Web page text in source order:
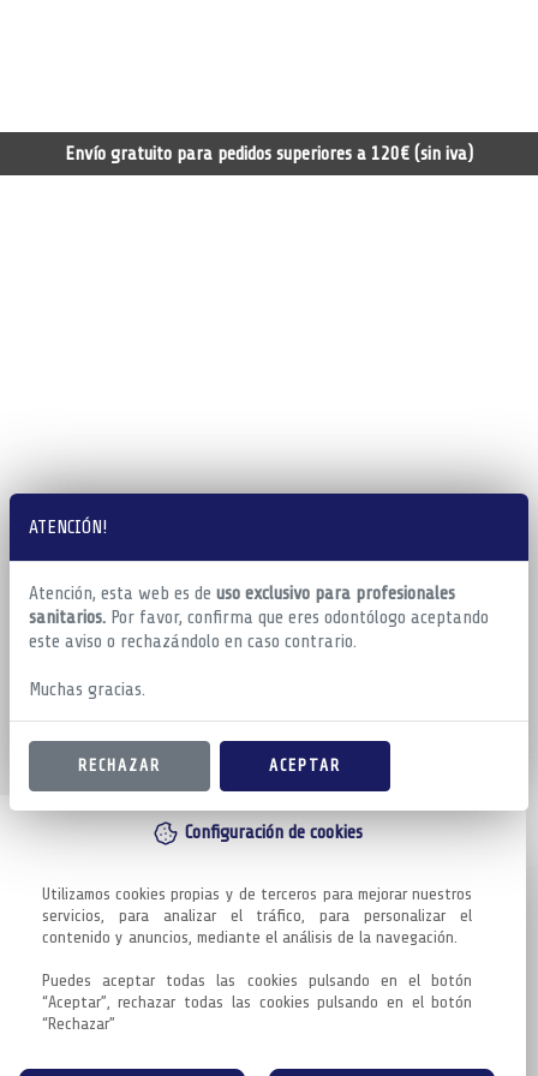
ATENCIÓN!
Atención, esta web es de uso exclusivo para profesionales
sanitarios. Por favor, confirma que eres odontólogo aceptando
este aviso o rechazándolo en caso contrario.
Muchas gracias.
RECHAZAR ACEPTAR
Configuración de cookies
Utilizamos cookies propias y de terceros para mejorar nuestros
servicios, para analizar el tráfico, para personalizar el
contenido y anuncios, mediante el análisis de la navegación.
Puedes aceptar todas las cookies pulsando en el botón
“Aceptar”, rechazar todas las cookies pulsando en el botón
“Rechazar”
Envío gratuito para pedidos superiores a 120€ (sin iva)